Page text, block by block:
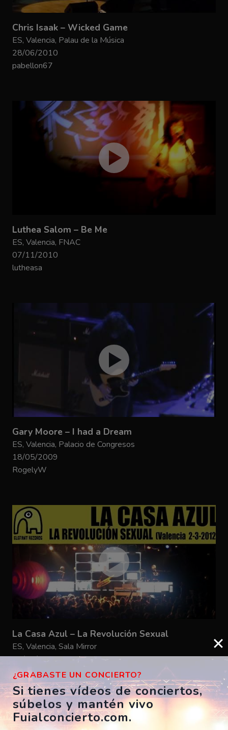
Chris Isaak – Wicked Game
ES, Valencia, Palau de la Música
28/06/2010
pabellon67
Luthea Salom – Be Me
ES, Valencia, FNAC
07/11/2010
lutheasa
Gary Moore – I had a Dream
ES, Valencia, Palacio de Congresos
18/05/2009
RogelyW
La Casa Azul – La Revolución Sexual
ES, Valencia, Sala Mirror
02/03/2012
ElefantRecords
¿GRABASTE UN CONCIERTO?
Si tienes vídeos de conciertos,
súbelos y mantén vivo
Fuialconcierto.com.